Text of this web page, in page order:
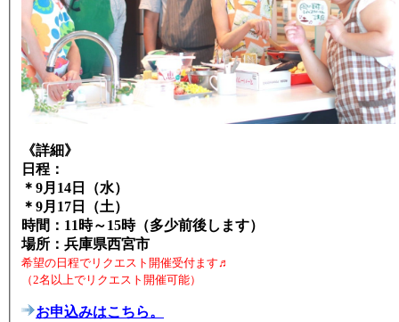
《詳細》
日程：
＊9月14日（水）
＊9月17日（土）
時間：11時～15時（多少前後します）
場所：兵庫県西宮市
希望の日程でリクエスト開催受付ます♬
（2名以上でリクエスト開催可能）
お申込みはこちら。